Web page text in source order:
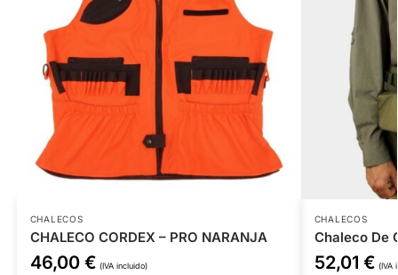
CHALECOS
CHALECO CORDEX – PRO NARANJA
46,00 € (IVA incluido)
CHALECOS
Chaleco De
52,01 € (IVA